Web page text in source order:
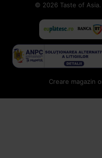
© 2026 Taste of
Creare magazin